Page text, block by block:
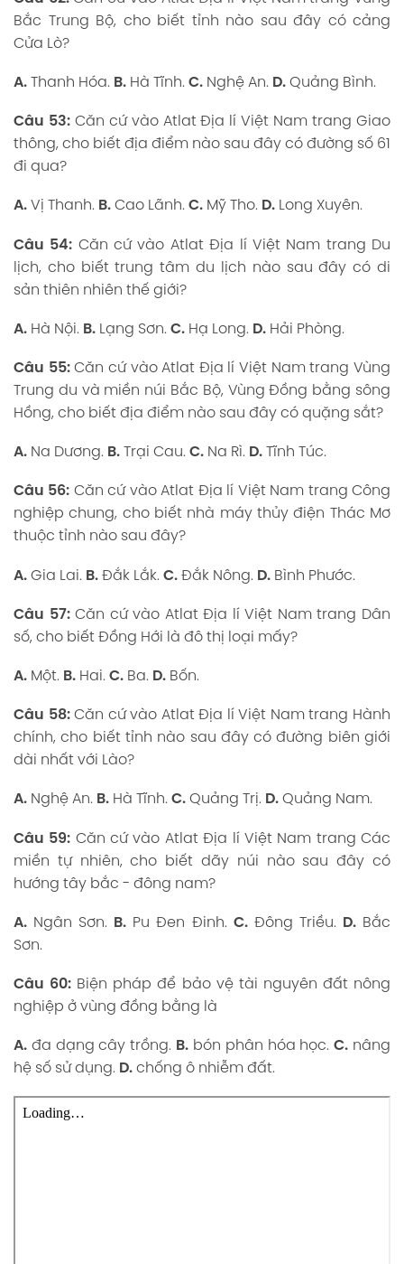
Bắc Trung Bộ, cho biết tỉnh nào sau đây có cảng
Cửa Lò?
A. Thanh Hóa. B. Hà Tĩnh. C. Nghệ An. D. Quảng Bình.
Câu 53:Căn cứ vào Atlat Địa lí Việt Nam trang Giao
thông, cho biết địa điểm nào sau đây có đường số 61
đi qua?
A. Vị Thanh. B. Cao Lãnh. C. Mỹ Tho. D. Long Xuyên.
Câu 54: Căn cứ vào Atlat Địa lí Việt Nam trang Du
lịch, cho biết trung tâm du lịch nào sau đây có di
sản thiên nhiên thế giới?
A. Hà Nội. B. Lạng Sơn. C. Hạ Long. D. Hải Phòng.
Câu 55:Căn cứ vào Atlat Địa lí Việt Nam trang Vùng
Trung du và miền núi Bắc Bộ, Vùng Đồng bằng sông
Hồng, cho biết địa điểm nào sau đây có quặng sắt?
A. Na Dương. B. Trại Cau. C. Na Rì. D. Tĩnh Túc.
Câu 56: Căn cứ vào Atlat Địa lí Việt Nam trang Công
nghiệp chung, cho biết nhà máy thủy điện Thác Mơ
thuộc tỉnh nào sau đây?
A. Gia Lai. B. Đắk Lắk. C. Đắk Nông. D. Bình Phước.
Câu 57:Căn cứ vào Atlat Địa lí Việt Nam trang Dân
số, cho biết Đồng Hới là đô thị loại mấy?
A. Một. B. Hai. C. Ba. D. Bốn.
Câu 58:Căn cứ vào Atlat Địa lí Việt Nam trang Hành
chính, cho biết tỉnh nào sau đây có đường biên giới
dài nhất với Lào?
A. Nghệ An. B. Hà Tĩnh. C. Quảng Trị. D. Quảng Nam.
Câu 59: Căn cứ vào Atlat Địa lí Việt Nam trang Các
miền tự nhiên, cho biết dãy núi nào sau đây có
hướng tây bắc - đông nam?
A. Ngân Sơn. B. Pu Đen Đinh. C.Đông Triều. D.Bắc
Sơn.
Câu 60: Biện pháp để bảo vệ tài nguyên đất nông
nghiệp ở vùng đồng bằng là
A. đa dạng cây trồng. B. bón phân hóa học.C. nâng
hệ số sử dụng. D. chống ô nhiễm đất.